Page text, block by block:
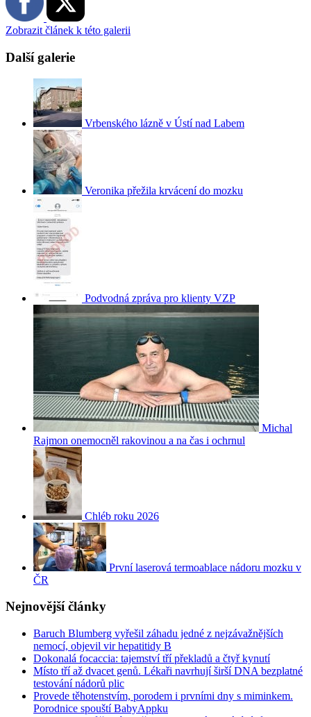
Zobrazit článek k této galerii
Další galerie
Vrbenského lázně v Ústí nad Labem
Veronika přežila krvácení do mozku
Podvodná zpráva pro klienty VZP
Michal
Rajmon onemocněl rakovinou a na čas i ochrnul
Chléb roku 2026
První laserová termoablace nádoru mozku v
ČR
Nejnovější články
Baruch Blumberg vyřešil záhadu jedné z nejzávažnějších
nemocí, objevil vir hepatitidy B
Dokonalá focaccia: tajemství tří překladů a čtyř kynutí
Místo tří až dvacet genů. Lékaři navrhují širší DNA bezplatné
testování nádorů plic
Provede těhotenstvím, porodem i prvními dny s miminkem.
Porodnice spouští BabyAppku